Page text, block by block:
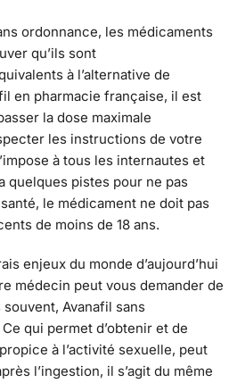
ordonnance, les médicaments
qu’ils sont
à l’alternative de
en pharmacie française, il est
la dose maximale
les instructions de votre
à tous les internautes et
quelques pistes pour ne pas
le médicament ne doit pas
de moins de 18 ans.
enjeux du monde d’aujourd’hui
médecin peut vous demander de
Avanafil sans
qui permet d’obtenir et de
à l’activité sexuelle, peut
l’ingestion, il s’agit du même